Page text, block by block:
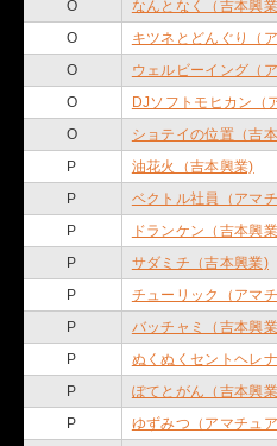
O
なんとなく（吉本興
O
キツネとどんぐり（
O
ウェルビーイング（
O
DJソフトモヒカン（
O
ショテイの位置（吉
P 油花火（吉本興業)
P
ベクトル社員（アマ
P
ドランケン（吉本興
P
サダミチ（吉本興業)
P
チューリック（アマ
P
バッチャミ（吉本興
P
ぬくぬくセントヘレ
P
ぽてとがん（吉本興
P
ゆずみつ（アマチュ